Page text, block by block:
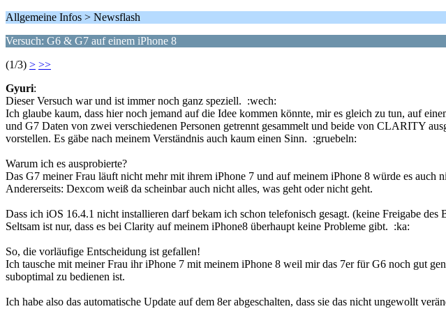
Allgemeine Infos > Newsflash
Versuch: G6 & G7 auf einem iPhone 8
(1/3) > >>
Gyuri:
Dieser Versuch war und ist immer noch ganz speziell. :wech:
Ich glaube kaum, dass hier noch jemand auf die Idee kommen könnte, mir es gleich zu tun, auf
und G7 Daten von zwei verschiedenen Personen getrennt gesammelt und beide von CLARITY
vorstellen. Es gäbe nach meinem Verständnis auch kaum einen Sinn. :gruebeln:
Warum ich es ausprobierte?
Das G7 meiner Frau läuft nicht mehr mit ihrem iPhone 7 und auf meinem iPhone 8 würde es
Andererseits: Dexcom weiß da scheinbar auch nicht alles, was geht oder nicht geht.
Dass ich iOS 16.4.1 nicht installieren darf bekam ich schon telefonisch gesagt. (keine Freigabe des
Seltsam ist nur, dass es bei Clarity auf meinem iPhone8 überhaupt keine Probleme gibt. :ka:
So, die vorläufige Entscheidung ist gefallen!
Ich tausche mit meiner Frau ihr iPhone 7 mit meinem iPhone 8 weil mir das 7er für G6 noch gut
suboptimal zu bedienen ist.
Ich habe also das automatische Update auf dem 8er abgeschalten, dass sie das nicht ungewollt